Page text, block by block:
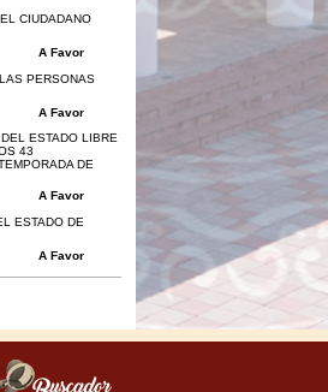
CIUDADANO
A Favor
PERSONAS
A Favor
ESTADO LIBRE
43
DE
A Favor
ESTADO DE
A Favor